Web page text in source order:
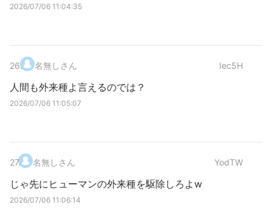
2026/07/06 11:04:35
26. 名無しさん Iec5H
人間も外来種よ言えるのでは？
2026/07/06 11:05:07
27. 名無しさん YodTW
じゃ先にヒューマンの外来種を駆除しろよw
2026/07/06 11:06:14